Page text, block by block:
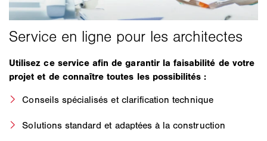
Utilisez ce service afin de garantir la faisabilité de votre
projet et de connaître toutes les possibilités :
Conseils spécialisés et clarification technique
Solutions standard et adaptées à la construction